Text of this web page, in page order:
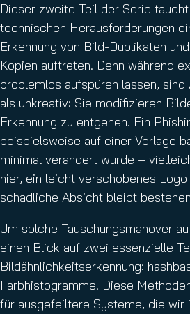
Dieser zweite Teil der Serie
technischen Herausforderungen
Erkennung von Bild-Duplikaten
Kopien auftreten. Denn während
problemlos aufspüren lassen,
als unkreativ: Sie modifizieren
Erkennung zu entgehen. Ein
beispielsweise auf einer Vorlage
minimal verändert wurde –
hier, ein leicht verschobenes
schädliche Absicht bleibt
Um solche Täuschungsmanöver
einen Blick auf zwei essenzielle
Bildähnlichkeitserkennung:
Farbhistogramme. Diese
für ausgefeiltere Systeme, die wir